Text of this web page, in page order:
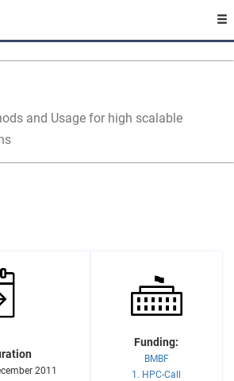
and Usage for high scalable
2011
Funding:
BMBF
1. HPC-Call